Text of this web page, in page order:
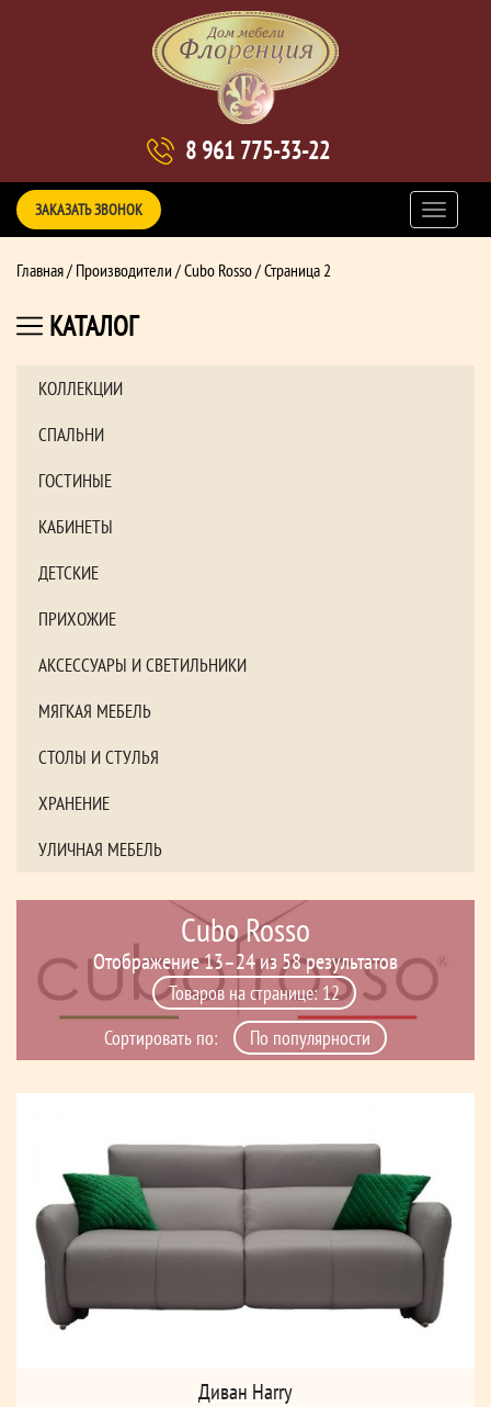
8 961 775-33-22
ЗАКАЗАТЬ ЗВОНОК
Главная/ Производители / Cubo Rosso / Страница 2
КАТАЛОГ
КОЛЛЕКЦИИ
СПАЛЬНИ
ГОСТИНЫЕ
КАБИНЕТЫ
ДЕТСКИЕ
ПРИХОЖИЕ
АКСЕССУАРЫ И СВЕТИЛЬНИКИ
МЯГКАЯ МЕБЕЛЬ
СТОЛЫ И СТУЛЬЯ
ХРАНЕНИЕ
УЛИЧНАЯ МЕБЕЛЬ
Cubo Rosso
Отображение 13–24 из 58 результатов
Сортировать по:
Диван Harry